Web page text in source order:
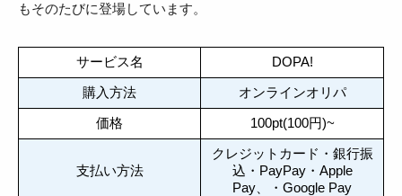
もそのたびに登場しています。
サービス名 DOPA!
購入方法 オンラインオリパ
価格 100pt(100円)~
支払い方法
クレジットカード・銀行振
込・PayPay・Apple
Pay、・Google Pay